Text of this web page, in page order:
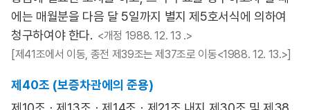
에는 매월분을 다음 달 5일까지 별지 제5호서식에 의하여
청구하여야 한다. <개정 1988. 12. 13 .>
[제41조에서 이동, 종전 제39조는 제37조로 이동<1988. 12. 13.>]
제40조 (보증차관에의 준용)